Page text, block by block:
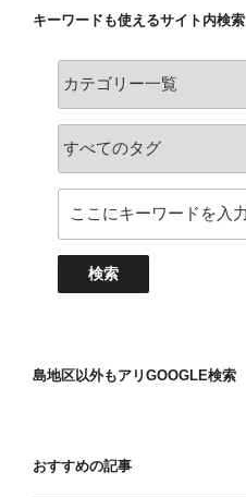
キーワードも使えるサイト内検索
島地区以外もアリGOOGLE検索
おすすめの記事